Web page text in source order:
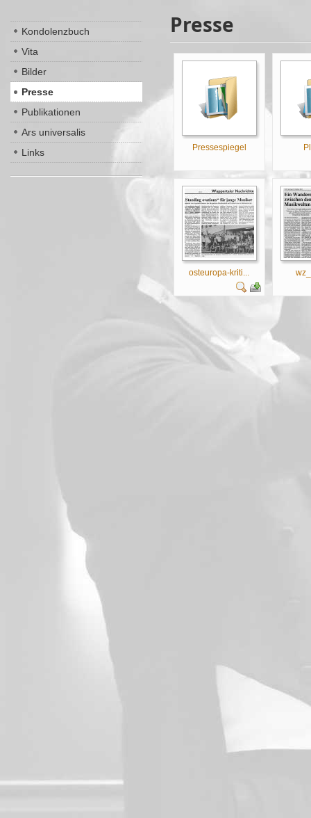
Presse
Pressespiegel
osteuropa-kriti...
Kondolenzbuch
Vita
Bilder
Presse
Publikationen
Ars universalis
Links